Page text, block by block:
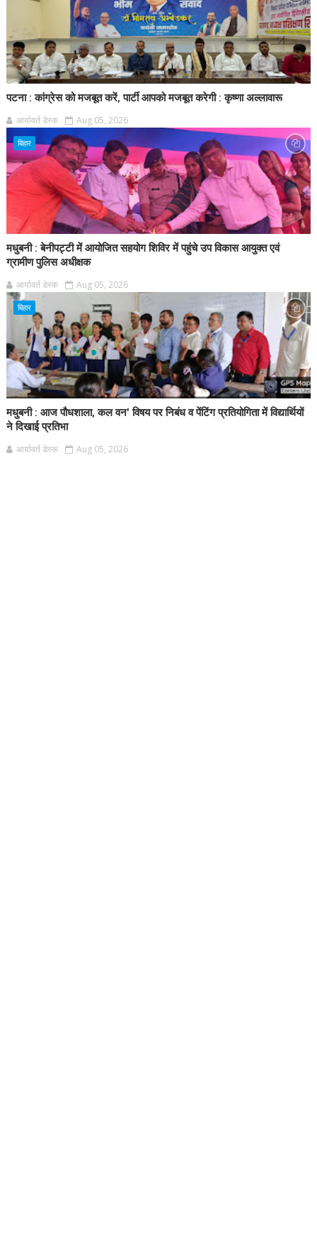
पटना : कांग्रेस को मजबूत करें, पार्टी आपको मजबूत करेगी : कृष्णा अल्लावारू
आर्यावर्त डेस्क Aug 05, 2026
बिहार
मधुबनी : बेनीपट्टी में आयोजित सहयोग शिविर में पहुंचे उप विकास आयुक्त एवं
ग्रामीण पुलिस अधीक्षक
आर्यावर्त डेस्क Aug 05, 2026
बिहार
मधुबनी : आज पौधशाला, कल वन' विषय पर निबंध व पेंटिंग प्रतियोगिता में विद्यार्थियों
ने दिखाई प्रतिभा
आर्यावर्त डेस्क Aug 05, 2026